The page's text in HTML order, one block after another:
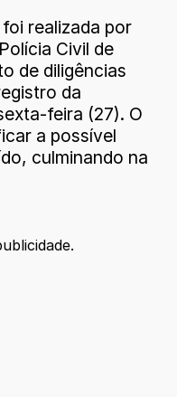
realizada por
Civil de
de diligências
da
feira (27). O
a possível
culminando na